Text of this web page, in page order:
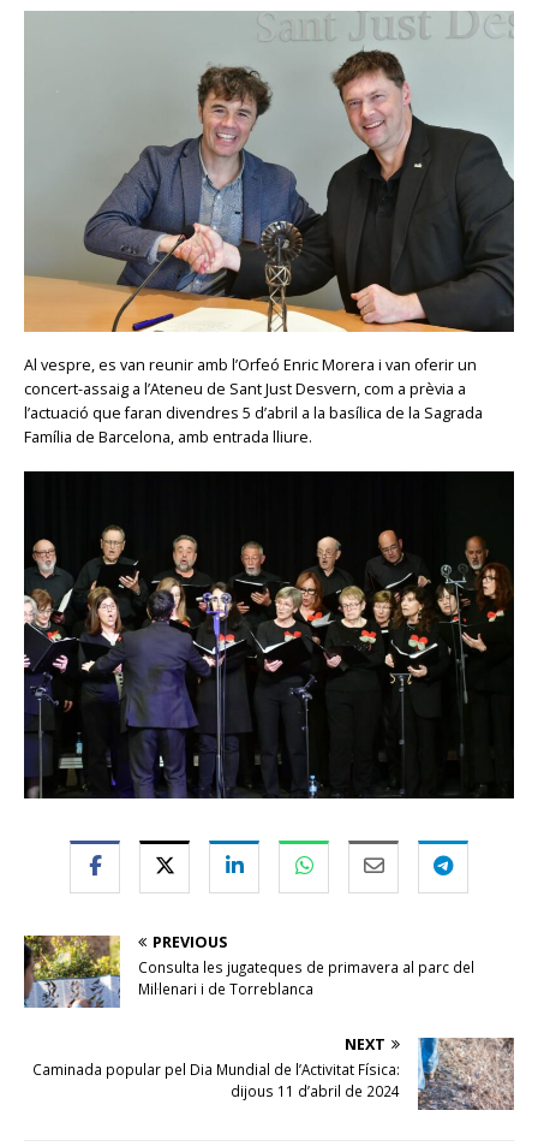
Al vespre, es van reunir amb l’Orfeó Enric Morera i van oferir un
concert-assaig a l’Ateneu de Sant Just Desvern, com a prèvia a
l’actuació que faran divendres 5 d’abril a la basílica de la Sagrada
Família de Barcelona, amb entrada lliure.
PREVIOUS
Consulta les jugateques de primavera al parc del
Mil·lenari i de Torreblanca
NEXT
Caminada popular pel Dia Mundial de l’Activitat Física:
dijous 11 d’abril de 2024